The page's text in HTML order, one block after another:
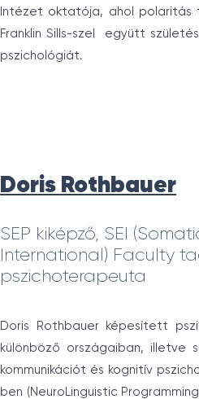
Intézet oktatója, ahol
Franklin Sills-szel együtt
pszichológiát.
SEP kiképző, SEI
International) Faculty
pszichoterapeuta
Doris Rothbauer képesített
különböző országaiban, illetve
kommunikációt és kognitív
ben (NeuroLinguistic
Doris Rothbauer